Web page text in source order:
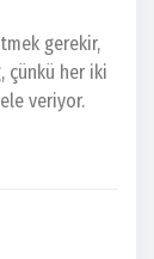
gerekir,
çünkü her iki
veriyor.